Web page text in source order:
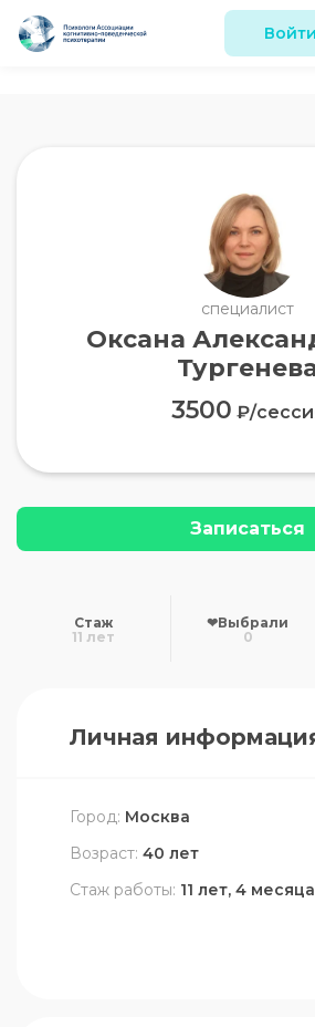
Войти
специалист
Оксана
3500 ₽/
Записаться
Стаж
11 лет
❤Выбрали
0
Личная
Город: Москва
Возраст: 40 лет
Стаж работы: 11 лет, 4 месяца